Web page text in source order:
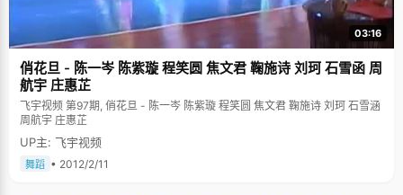
03:16
俏花旦 - 陈一岑 陈紫璇 程笑圆 焦文君 鞠施诗 刘珂 石雪函 周
航宇 庄惠芷
飞宇视频 第97期, 俏花旦 - 陈一岑 陈紫璇 程笑圆 焦文君 鞠施诗 刘珂 石雪涵
周航宇 庄惠芷
UP主: 飞宇视频
舞蹈 • 2012/2/11